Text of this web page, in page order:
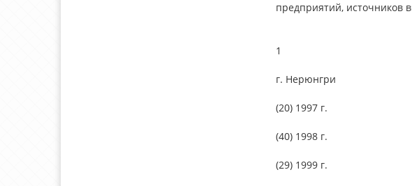
предприятий, источников
1
г. Нерюнгри
(20) 1997 г.
(40) 1998 г.
(29) 1999 г.